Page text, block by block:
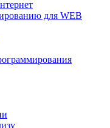
для WEB